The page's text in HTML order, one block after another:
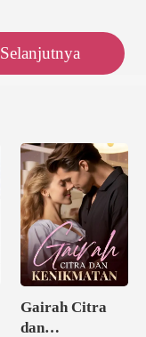
Selanjutnya
Gairah Citra
dan